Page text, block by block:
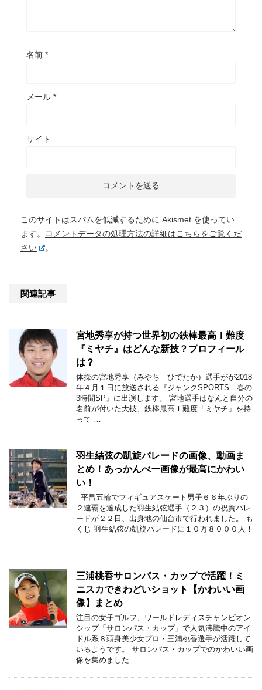
名前 *
メール *
サイト
このサイトはスパムを低減するために Akismet を使ってい
ます。
コメントデータの処理方法の詳細はこちらをご覧くだ
さい
。
関連記事
宮地秀享が持つ世界初の鉄棒最高Ｉ難度
『ミヤチ』はどんな新技？プロフィール
は？
体操の宮地秀享（みやち ひでたか）選手がが2018
年４月１日に放送される『ジャンクSPORTS 春の
3時間SP』に出演します。 宮地選手はなんと自分の
名前が付いた大技、鉄棒最高Ｉ難度「ミヤチ」を持
って …
羽生結弦の凱旋パレードの画像、動画ま
とめ！あっかんべー画像が最高にかわい
い！
平昌五輪でフィギュアスケート男子６６年ぶりの
２連覇を達成した羽生結弦選手（２３）の祝賀パレ
ードが２２日、出身地の仙台市で行われました。 も
くじ 羽生結弦の凱旋パレードに１０万８０００人！
三浦桃香サロンパス・カップで活躍！ミ
ニスカできわどいショット【かわいい画
像】まとめ
注目の女子ゴルフ、ワールドレディスチャンピオン
シップ「サロンパス・カップ」で人気沸騰中のアイ
ドル系８頭身美少女プロ・三浦桃香選手が活躍して
いるようです。 サロンパス・カップでのかわいい画
像を集めました …